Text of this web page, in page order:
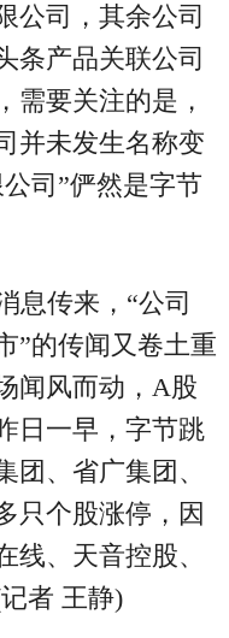
公司，其余公司
条产品关联公司
需要关注的是，
并未发生名称变
司”俨然是字节
息传来，“公司
”的传闻又卷土重
闻风而动，A股
日一早，字节跳
团、省广集团、
只个股涨停，因
线、天音控股、
者 王静)